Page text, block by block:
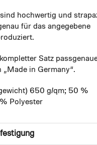
hochwertig und
für das angegebene
Satz
in Germany“.
650 g/qm; 50 %
Polyester